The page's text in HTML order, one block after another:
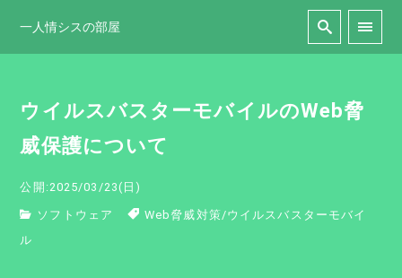
一人情シスの部屋
ウイルスバスターモバイルのWeb脅
威保護について
公開:2025/03/23(日)
ソフトウェア Web脅威対策/ウイルスバスターモバイ
ル